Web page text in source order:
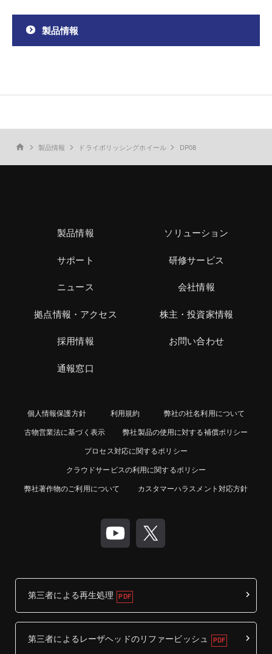
製品情報
home 製品情報 ドライポリッシングホイール DP08
製品情報 ソリューション
サポート 研修サービス
ニュース 会社情報
拠点情報・アクセス 株主・投資家情報
採用情報 お問い合わせ
通報窓口
個人情報保護方針 利用規約
弊社の社名利用について
古物営業法に基づく表示
弊社製品の使用に対する補償ポリシー
プロセス対応に関するポリシー
クラウドサービスの利用に関するポリシー
弊社著作物のご利用について
カスタマーハラスメント対応方針
第三者による再生処理
第三者によるレーザヘッドのリファービッシュ